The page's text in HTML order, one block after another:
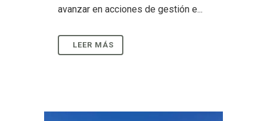
avanzar en acciones de gestión e...